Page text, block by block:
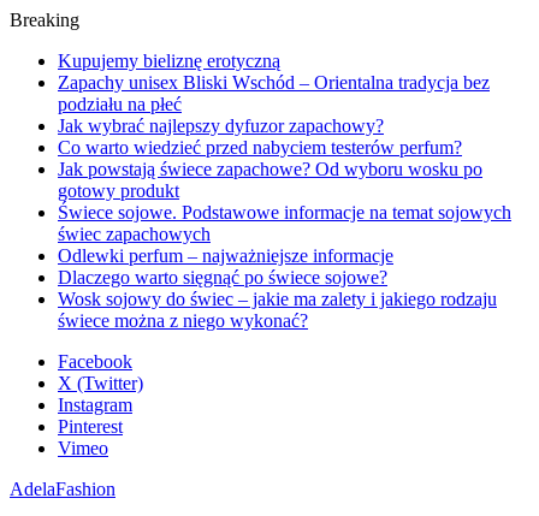
Breaking
Kupujemy bieliznę erotyczną
Zapachy unisex Bliski Wschód – Orientalna tradycja bez
podziału na płeć
Jak wybrać najlepszy dyfuzor zapachowy?
Co warto wiedzieć przed nabyciem testerów perfum?
Jak powstają świece zapachowe? Od wyboru wosku po
gotowy produkt
Świece sojowe. Podstawowe informacje na temat sojowych
świec zapachowych
Odlewki perfum – najważniejsze informacje
Dlaczego warto sięgnąć po świece sojowe?
Wosk sojowy do świec – jakie ma zalety i jakiego rodzaju
świece można z niego wykonać?
Facebook
X (Twitter)
Instagram
Pinterest
Vimeo
AdelaFashion